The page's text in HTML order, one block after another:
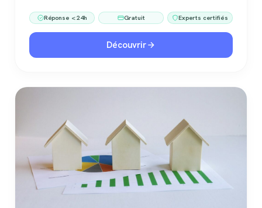
Réponse < 24h Gratuit Experts certifiés
Découvrir